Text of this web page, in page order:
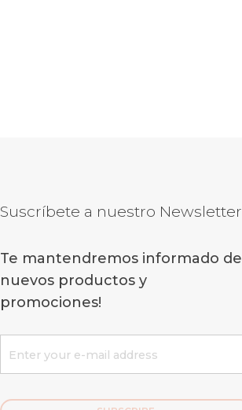
Suscríbete a nuestro Newsletter
Te mantendremos informado de
nuevos productos y
promociones!